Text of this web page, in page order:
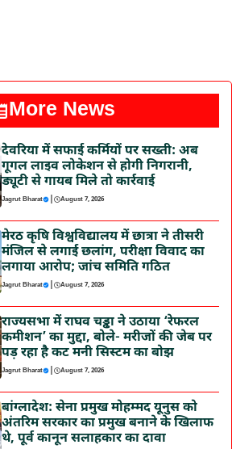
More News
देवरिया में सफाई कर्मियों पर सख्ती: अब
गूगल लाइव लोकेशन से होगी निगरानी,
ड्यूटी से गायब मिले तो कार्रवाई
Jagrut Bharat | August 7, 2026
मेरठ कृषि विश्वविद्यालय में छात्रा ने तीसरी
मंजिल से लगाई छलांग, परीक्षा विवाद का
लगाया आरोप; जांच समिति गठित
Jagrut Bharat | August 7, 2026
राज्यसभा में राघव चड्ढा ने उठाया ‘रेफरल
कमीशन’ का मुद्दा, बोले- मरीजों की जेब पर
पड़ रहा है कट मनी सिस्टम का बोझ
Jagrut Bharat | August 7, 2026
बांग्लादेश: सेना प्रमुख मोहम्मद यूनुस को
अंतरिम सरकार का प्रमुख बनाने के खिलाफ
थे, पूर्व कानून सलाहकार का दावा